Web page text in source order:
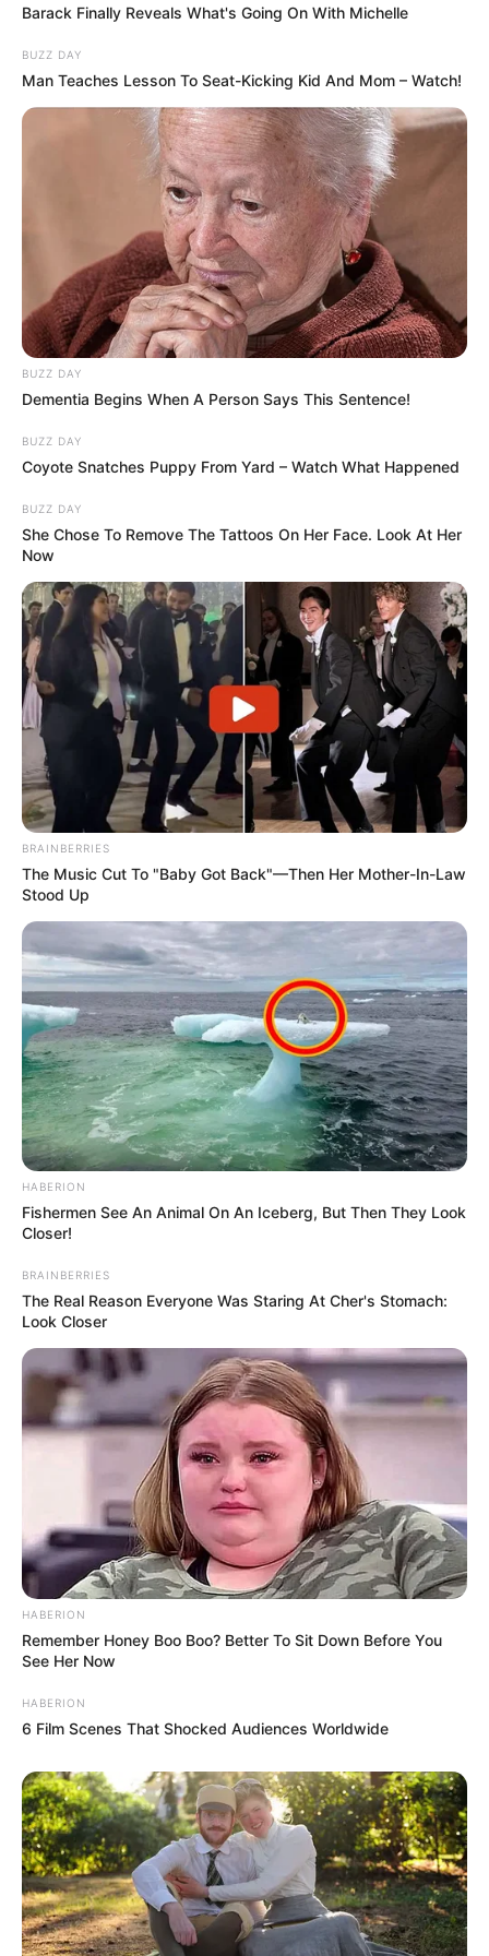
Barack Finally Reveals What's Going On With Michelle
BUZZ DAY
Man Teaches Lesson To Seat-Kicking Kid And Mom – Watch!
BUZZ DAY
Dementia Begins When A Person Says This Sentence!
BUZZ DAY
Coyote Snatches Puppy From Yard – Watch What Happened
BUZZ DAY
She Chose To Remove The Tattoos On Her Face. Look At Her
Now
BRAINBERRIES
The Music Cut To "Baby Got Back"—Then Her Mother-In-Law
Stood Up
HABERION
Fishermen See An Animal On An Iceberg, But Then They Look
Closer!
BRAINBERRIES
The Real Reason Everyone Was Staring At Cher's Stomach:
Look Closer
HABERION
Remember Honey Boo Boo? Better To Sit Down Before You
See Her Now
HABERION
6 Film Scenes That Shocked Audiences Worldwide